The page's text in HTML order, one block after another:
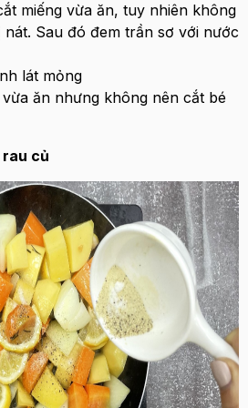
miếng vừa ăn, tuy nhiên không
Sau đó đem trần sơ với nước
lát mỏng
ăn nhưng không nên cắt bé
rau củ